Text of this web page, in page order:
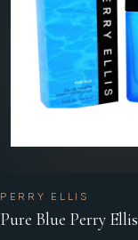
PERRY ELLIS
Pure Blue Perry Ellis